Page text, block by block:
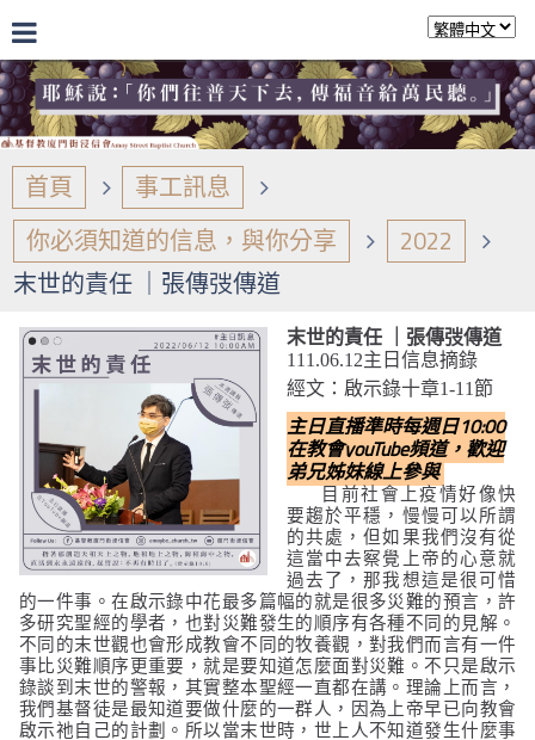
首頁
事工訊息
你必須知道的信息，與你分享
2022
末世的責任 ｜張傳弢傳道
末世的責任 ｜張傳弢傳道
111.06.12主日信息摘錄
經文：啟示錄十章1-11節
主日直播準時每週日10:00
在教會youTube頻道，歡迎
弟兄姊妹線上參與
目前社會上疫情好像快
要趨於平穩，慢慢可以所謂
的共處，但如果我們沒有從
這當中去察覺上帝的心意就
過去了，那我想這是很可惜
的一件事。在啟示錄中花最多篇幅的就是很多災難的預言，許
多研究聖經的學者，也對災難發生的順序有各種不同的見解。
不同的末世觀也會形成教會不同的牧養觀，對我們而言有一件
事比災難順序更重要，就是要知道怎麼面對災難。不只是啟示
錄談到末世的警報，其實整本聖經一直都在講。理論上而言，
我們基督徒是最知道要做什麼的一群人，因為上帝早已向教會
啟示祂自己的計劃。所以當末世時，世上人不知道發生什麼事